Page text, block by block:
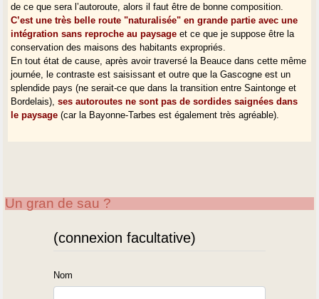
de ce que sera l’autoroute, alors il faut être de bonne composition.
C’est une très belle route "naturalisée" en grande partie avec une
intégration sans reproche au paysage et ce que je suppose être la
conservation des maisons des habitants expropriés.
En tout état de cause, après avoir traversé la Beauce dans cette même
journée, le contraste est saisissant et outre que la Gascogne est un
splendide pays (ne serait-ce que dans la transition entre Saintonge et
Bordelais),ses autoroutes ne sont pas de sordides saignées dans
le paysage (car la Bayonne-Tarbes est également très agréable).
Un gran de sau ?
(connexion facultative)
Nom